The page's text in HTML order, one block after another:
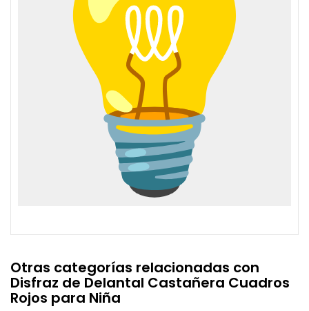
Otras categorías relacionadas con
Disfraz de Delantal Castañera Cuadros
Rojos para Niña